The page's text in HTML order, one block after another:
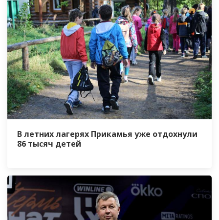
В летних лагерях Прикамья уже отдохнули
86 тысяч детей